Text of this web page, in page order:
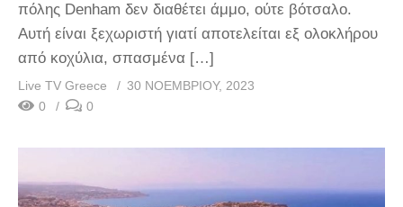
πόλης Denham δεν διαθέτει άμμο, ούτε βότσαλο.
Αυτή είναι ξεχωριστή γιατί αποτελείται εξ ολοκλήρου
από κοχύλια, σπασμένα […]
Live TV Greece
30 ΝΟΕΜΒΡΊΟΥ, 2023
0
0